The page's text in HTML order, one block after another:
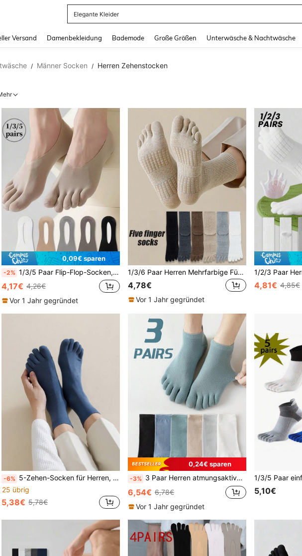
Sommerkleid Damen
Versand Damenbekleidung Bademode Große Größen Unterwäsche & Nachtwäsche
/ Männer Socken / Herren Zehenstocken
0,09€ sparen
-2% 1/3/5 Paar Flip-Flop-Socken, Herren Fünf-Finger-Socken, dünne atmungsaktive Sommersocken, unsichtbare Bootssocken Zehensocken, niedrige -Socken, Silikon rutschfest
4,17€ 4,26€
Vor 1 Jahr gegründet
1/3/6 Paar Herren Mehrfarbige Fünf-Zehen Socken bis zur Wade, Sport Stoßabsorbierende Professionelle Damen Fünf-Zehen Socken, Frühling Sommer Herbst Winter Einfache Mode Vielseitige Split-Zehen Socken
4,78€
Vor 1 Jahr gegründet
4,81€ 4,85€
-6% 5-Zehen-Socken für Herren, einfarbig, atmungsaktiv, nahtlose Wadenlänge Socken, geeignet für alle Jahreszeiten, geruchshemmend, langanhaltend, pillingresistent
25 übrig
5,38€ 5,78€
0,24€ sparen
-3% 3 Paar Herren atmungsaktive Mesh einfarbige Baumwoll-Zehensocken, antibakteriell feuchtigkeitsableitend, lässige kurze Socken, geeignet für Frühling, Sommer und alle Jahreszeiten
6,54€ 6,78€
Vor 1 Jahr gegründet
5,10€